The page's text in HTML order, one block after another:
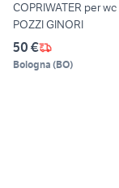
COPRIWATER per wc
POZZI GINORI
50 €
Bologna (BO)